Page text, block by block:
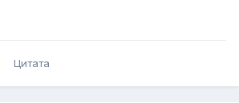
Цитата